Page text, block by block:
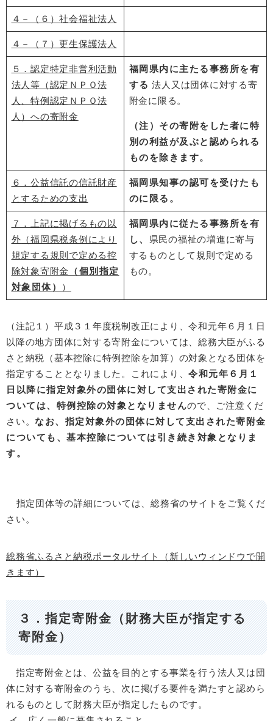
４－（６）社会福祉法人
４－（７）更生保護法人
５．認定特定非営利活動
法人等（認定ＮＰＯ法
人、特例認定ＮＰＯ法
人）への寄附金
福岡県内に主たる事務所を有
する 法人又は団体に対する寄
附金に限る。
（注）その寄附をした者に特
別の利益が及ぶと認められる
ものを除きます。
６．公益信託の信託財産
とするための支出
福岡県知事の認可を受けたも
のに限る。
７．上記に掲げるもの以
外 （福岡県税条例により
規定する規則で定める控
除対象寄附金
（個別指定
対象団体）
）
福岡県内に従たる事務所を有
し、 県民の福祉の増進に寄与
するものとして規則で定める
もの。
（注記１ ）平成３１年度税制改正により、令和元年６月１日
以降の地方団体に対する寄附金については、総務大臣がふる
さと納税（基本控除に特例控除を加算）の対象となる団体を
指定することとなりました。これにより、令和元年６月１
日以降に指定対象外の団体に対して支出された寄附金に
ついては、特例控除の対象となりませんので、ご注意くだ
さい。なお、指定対象外の団体に対して支出された寄附金
についても、基本控除については引き続き対象となりま
す。
指定団体等の詳細については、総務省のサイトをご覧くだ
さい。
総務省ふるさと納税ポータルサイト（新しいウィンドウで開
きます）
３．指定寄附金（財務大臣が指定する
寄附金）
指定寄附金とは、公益を目的とする事業を行う法人又は団
体に対する寄附金のうち、次に掲げる要件を満たすと認めら
れるものとして財務大臣が指定したものです。